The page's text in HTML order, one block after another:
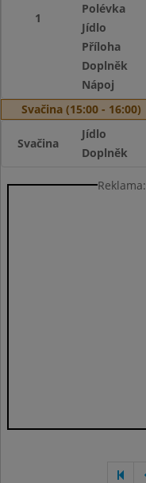
1
Polévka
Jídlo
Příloha
Doplněk
Nápoj
Svačina (15:00 - 16:00)
Svačina
Jídlo
Doplněk
Reklama: